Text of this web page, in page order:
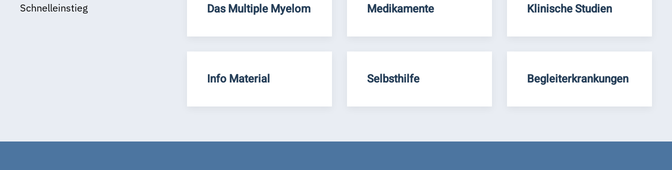
Schnelleinstieg
Das Multiple Myelom Medikamente Klinische Studien
Info Material Selbsthilfe Begleiterkrankungen